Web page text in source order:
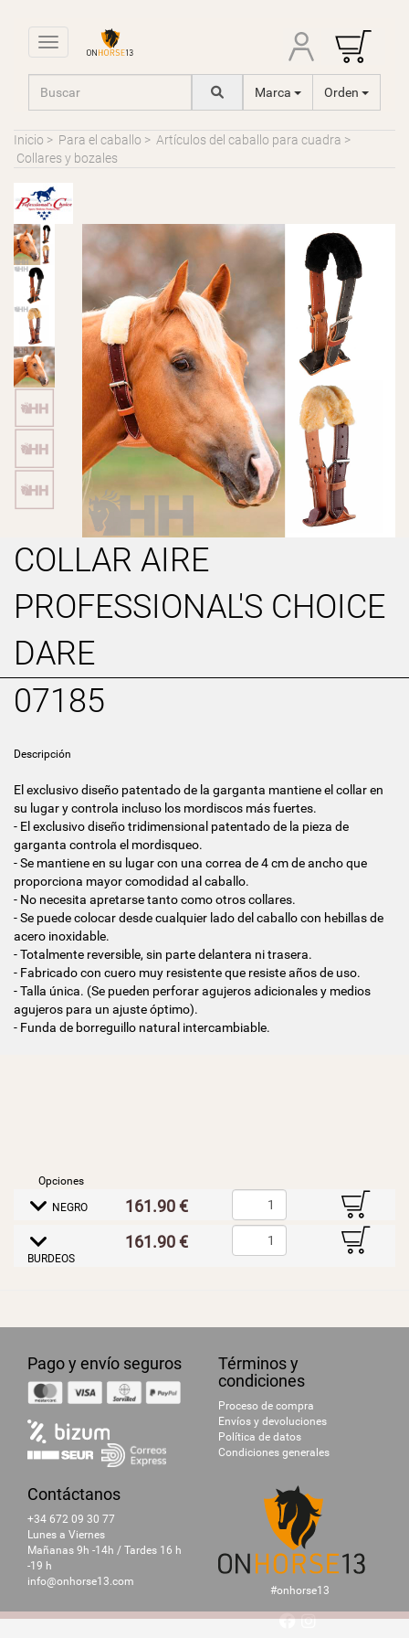
Toggle navigation
Marca Orden
Inicio > Para el caballo > Artículos del caballo para cuadra >
Collares y bozales
COLLAR AIRE
PROFESSIONAL'S CHOICE
DARE
07185
Descripción
El exclusivo diseño patentado de la garganta mantiene el collar en
su lugar y controla incluso los mordiscos más fuertes.
- El exclusivo diseño tridimensional patentado de la pieza de
garganta controla el mordisqueo.
- Se mantiene en su lugar con una correa de 4 cm de ancho que
proporciona mayor comodidad al caballo.
- No necesita apretarse tanto como otros collares.
- Se puede colocar desde cualquier lado del caballo con hebillas de
acero inoxidable.
- Totalmente reversible, sin parte delantera ni trasera.
- Fabricado con cuero muy resistente que resiste años de uso.
- Talla única. (Se pueden perforar agujeros adicionales y medios
agujeros para un ajuste óptimo).
- Funda de borreguillo natural intercambiable.
Opciones
E NEGRO 161.90 € B
E
BURDEOS
161.90 € B
Pago y envío seguros
Términos y
condiciones
Proceso de compra
Envíos y devoluciones
Política de datos
Condiciones generales
Contáctanos
+34 672 09 30 77
Lunes a Viernes
Mañanas 9h -14h / Tardes 16 h
-19 h
info@onhorse13.com
#onhorse13